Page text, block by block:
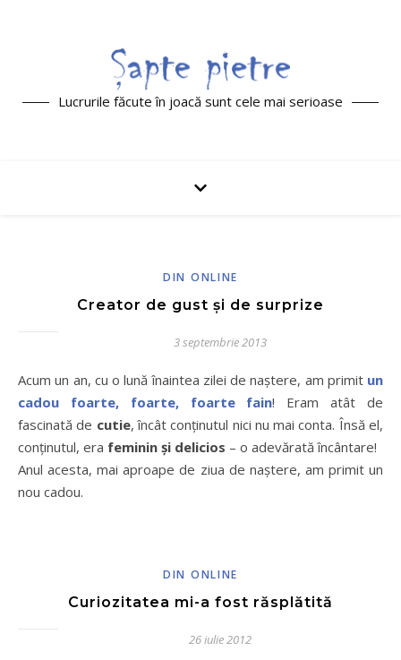
Lucrurile făcute în joacă sunt cele mai serioase
DIN ONLINE
Creator de gust şi de surprize
3 septembrie 2013
Acum un an, cu o lună înaintea zilei de naştere, am primit un
cadou foarte, foarte, foarte fain! Eram atât de
fascinată de cutie, încât conţinutul nici nu mai conta. Însă el,
conţinutul, era feminin şi delicios – o adevărată încântare!
Anul acesta, mai aproape de ziua de naştere, am primit un
nou cadou.
DIN ONLINE
Curiozitatea mi-a fost răsplătită
26 iulie 2012